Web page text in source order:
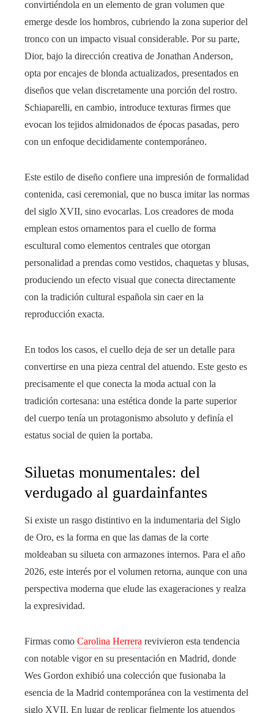
convirtiéndola en un elemento de gran volumen que
emerge desde los hombros, cubriendo la zona superior del
tronco con un impacto visual considerable. Por su parte,
Dior, bajo la dirección creativa de Jonathan Anderson,
opta por encajes de blonda actualizados, presentados en
diseños que velan discretamente una porción del rostro.
Schiaparelli, en cambio, introduce texturas firmes que
evocan los tejidos almidonados de épocas pasadas, pero
con un enfoque decididamente contemporáneo.
Este estilo de diseño confiere una impresión de formalidad
contenida, casi ceremonial, que no busca imitar las normas
del siglo XVII, sino evocarlas. Los creadores de moda
emplean estos ornamentos para el cuello de forma
escultural como elementos centrales que otorgan
personalidad a prendas como vestidos, chaquetas y blusas,
produciendo un efecto visual que conecta directamente
con la tradición cultural española sin caer en la
reproducción exacta.
En todos los casos, el cuello deja de ser un detalle para
convertirse en una pieza central del atuendo. Este gesto es
precisamente el que conecta la moda actual con la
tradición cortesana: una estética donde la parte superior
del cuerpo tenía un protagonismo absoluto y definía el
estatus social de quien la portaba.
Siluetas monumentales: del
verdugado al guardainfantes
Si existe un rasgo distintivo en la indumentaria del Siglo
de Oro, es la forma en que las damas de la corte
moldeaban su silueta con armazones internos. Para el año
2026, este interés por el volumen retorna, aunque con una
perspectiva moderna que elude las exageraciones y realza
la expresividad.
Firmas como Carolina Herrera revivieron esta tendencia
con notable vigor en su presentación en Madrid, donde
Wes Gordon exhibió una colección que fusionaba la
esencia de la Madrid contemporánea con la vestimenta del
siglo XVII. En lugar de replicar fielmente los atuendos